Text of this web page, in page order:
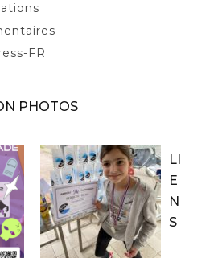
FR
PHOTOS
LI
E
N
S